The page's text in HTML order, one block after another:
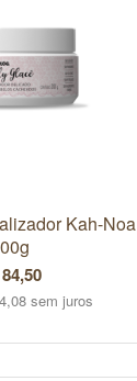
Kah-Noa
sem juros